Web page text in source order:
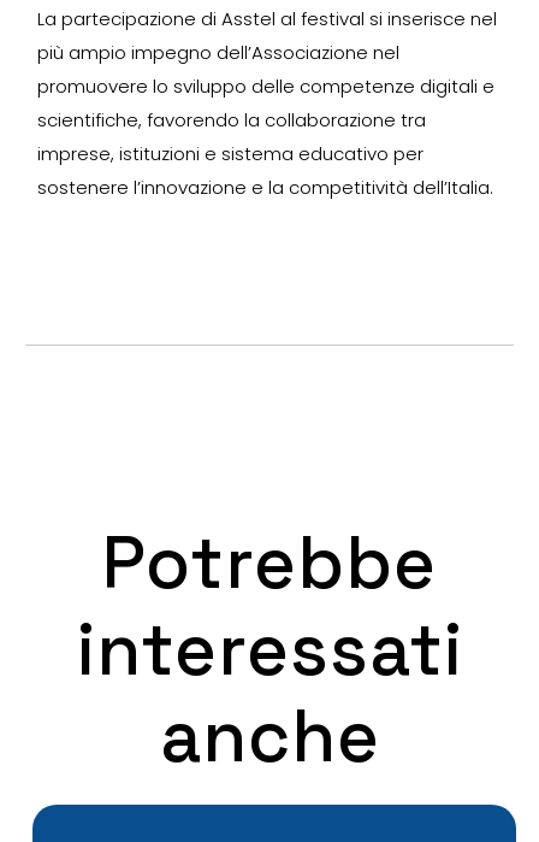
La partecipazione diAsstel al festival si inserisce nel
più ampio impegno dell’Associazione nel
promuovere lo sviluppo delle competenze digitali e
scientifiche, favorendo la collaborazione tra
imprese, istituzioni e sistema educativo per
sostenere l’innovazione e la competitività dell’Italia.
Potrebbe
interessati
anche